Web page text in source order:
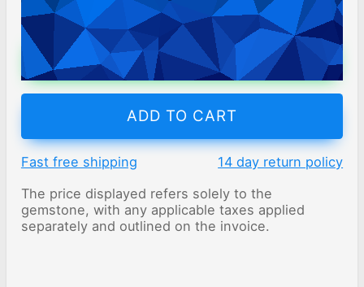
Worldwide shipping
Chat on WhatsApp
ADD TO CART
Fast free shipping
14 day return policy
The price displayed refers solely to the
gemstone, with any applicable taxes applied
separately and outlined on the invoice.